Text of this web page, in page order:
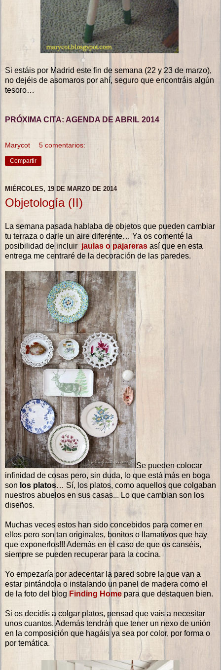
Si estáis por Madrid este fin de semana (22 y 23 de marzo),
no dejéis de asomaros por ahí, seguro que encontráis algún
tesoro…
PRÓXIMA CITA: AGENDA DE ABRIL 2014
Marycot 5 comentarios:
Compartir
MIÉRCOLES, 19 DE MARZO DE 2014
Objetología (II)
La semana pasada hablaba de objetos que pueden cambiar
tu terraza o darle un aire diferente… Ya os comenté la
posibilidad de incluir jaulas o pajareras así que en esta
entrega me centraré de la decoración de las paredes.
Se pueden colocar
infinidad de cosas pero, sin duda, lo que está más en boga
son los platos… Sí, los platos, como aquellos que colgaban
nuestros abuelos en sus casas... Lo que cambian son los
diseños.
Muchas veces estos han sido concebidos para comer en
ellos pero son tan originales, bonitos o llamativos que hay
que exponerlos!!! Además en el caso de que os canséis,
siempre se pueden recuperar para la cocina.
Yo empezaría por adecentar la pared sobre la que van a
estar pintándola o instalando un panel de madera como el
de la foto del blog Finding Home para que destaquen bien.
Si os decidís a colgar platos, pensad que vais a necesitar
unos cuantos. Además tendrán que tener un nexo de unión
en la composición que hagáis ya sea por color, por forma o
por temática.